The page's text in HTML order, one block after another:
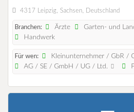
4317 Leipzig, Sachsen, Deutschland
Branchen: Ärzte
Garten- und
Handwerk
Für wen:
Kleinunternehmer / GbR /
AG / SE / GmbH / UG / Ltd.